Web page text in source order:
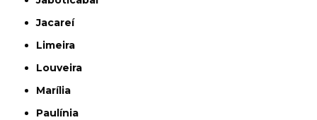
Jacareí
Limeira
Louveira
Marília
Paulínia